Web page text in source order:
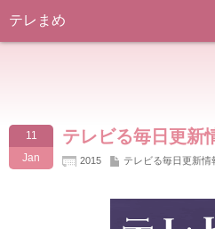
テレまめ
11
Jan
テレビる毎日更新
2015 テレビる毎日更新情